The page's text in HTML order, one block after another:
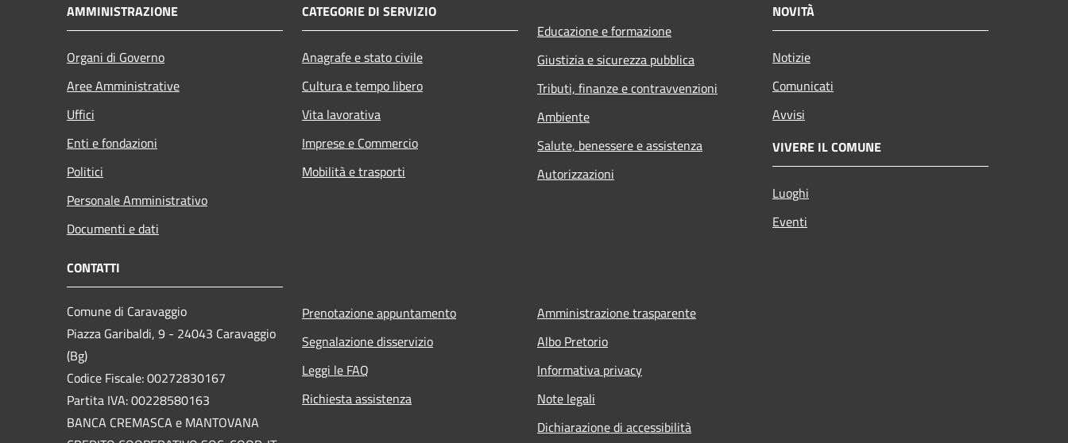
AMMINISTRAZIONE
Organi di Governo
Aree Amministrative
Uffici
Enti e fondazioni
Politici
Personale Amministrativo
Documenti e dati
CATEGORIE DI SERVIZIO
Anagrafe e stato civile
Cultura e tempo libero
Vita lavorativa
Imprese e Commercio
Mobilità e trasporti
Educazione e formazione
Giustizia e sicurezza pubblica
Tributi, finanze e contravvenzioni
Ambiente
Salute, benessere e assistenza
Autorizzazioni
NOVITÀ
Notizie
Comunicati
Avvisi
VIVERE IL COMUNE
Luoghi
Eventi
CONTATTI
Comune di Caravaggio
Piazza Garibaldi, 9 - 24043 Caravaggio
(Bg)
Codice Fiscale: 00272830167
Partita IVA: 00228580163
BANCA CREMASCA e MANTOVANA
Prenotazione appuntamento
Segnalazione disservizio
Leggi le FAQ
Richiesta assistenza
Amministrazione trasparente
Albo Pretorio
Informativa privacy
Note legali
Dichiarazione di accessibilità